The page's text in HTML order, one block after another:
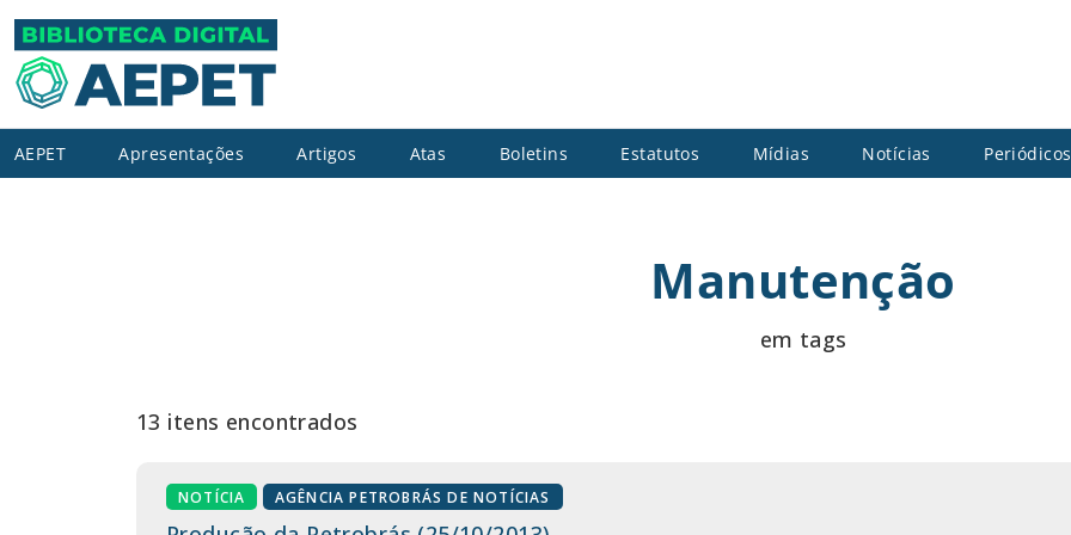
AEPET Apresentações Artigos Atas Boletins Estatutos Mídias Notícias Periódicos
Manutenção
em tags
13 itens encontrados
NOTÍCIA AGÊNCIA PETROBRÁS DE NOTÍCIAS